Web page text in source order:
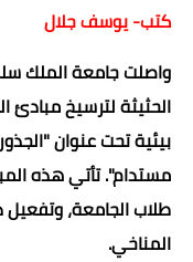
كتب- يوسف جلال
واصلت جامعة الملك
الحثيثة لترسيخ مبادئ
بيئية تحت عنوان
مستدام". تأتي هذه
طلاب الجامعة،
المناخي.